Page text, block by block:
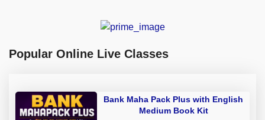
Popular Online Live Classes
Bank Maha Pack Plus with English
Medium Book Kit